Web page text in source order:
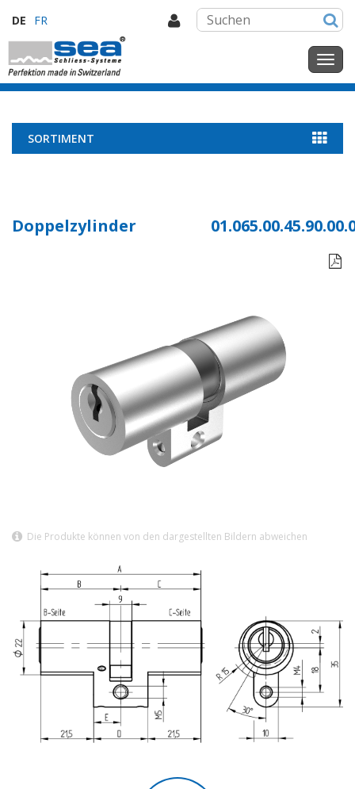
DE FR
SORTIMENT
Doppelzylinder

Die Produkte können von den dargestellten Bildern abweichen